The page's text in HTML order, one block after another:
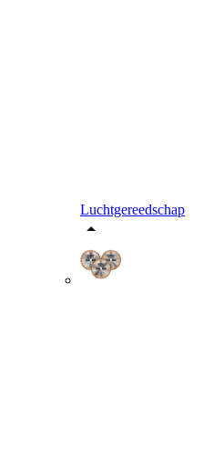
Luchtgereedschap